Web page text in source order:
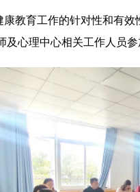
育工作的针对性和有效
心理中心相关工作人员参